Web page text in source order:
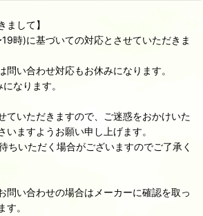
まして】
時)に基づいての対応とさせていただきま
問い合わせ対応もお休みになります。
なります。
ていただきますので、ご迷惑をおかけいた
いますようお願い申し上げます。
ちいただく場合がございますのでご了承く
問い合わせの場合はメーカーに確認を取っ
。